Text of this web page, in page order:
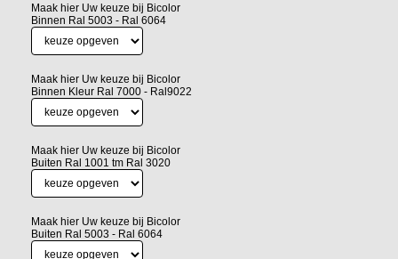
Maak hier Uw keuze bij Bicolor
Binnen Ral 5003 - Ral 6064
Maak hier Uw keuze bij Bicolor
Binnen Kleur Ral 7000 - Ral9022
Maak hier Uw keuze bij Bicolor
Buiten Ral 1001 tm Ral 3020
Maak hier Uw keuze bij Bicolor
Buiten Ral 5003 - Ral 6064